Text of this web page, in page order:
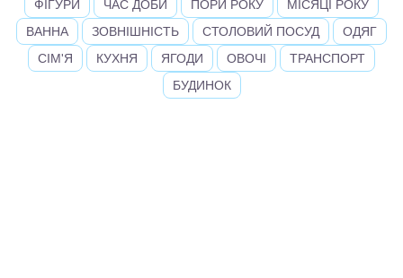
ФІГУРИ
ЧАС ДОБИ ПОРИ РОКУ
МІСЯЦІ РОКУ
ВАННА
ЗОВНІШНІСТЬ СТОЛОВИЙ ПОСУД
ОДЯГ
СІМ'Я
КУХНЯ ЯГОДИ ОВОЧІ
ТРАНСПОРТ
БУДИНОК